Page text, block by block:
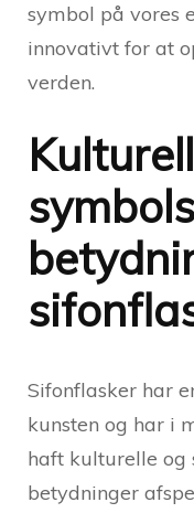
symbol på vores
innovativt for at
verden.
Sifonflasker har
kunsten og har i
haft kulturelle og
betydninger